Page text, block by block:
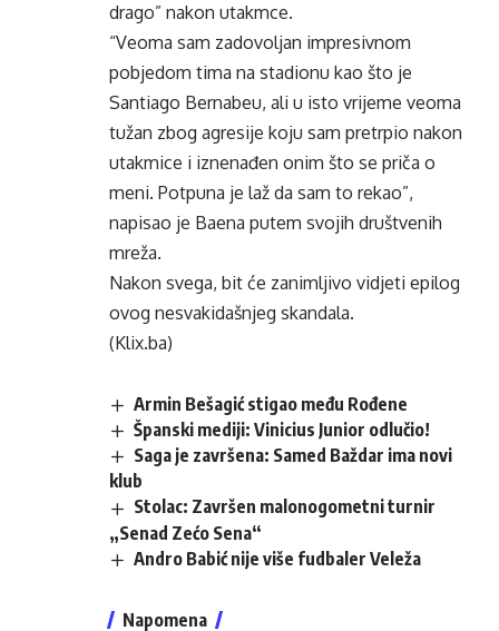
drago” nakon utakmce.
“Veoma sam zadovoljan impresivnom
pobjedom tima na stadionu kao što je
Santiago Bernabeu, ali u isto vrijeme veoma
tužan zbog agresije koju sam pretrpio nakon
utakmice i iznenađen onim što se priča o
meni. Potpuna je laž da sam to rekao”,
napisao je Baena putem svojih društvenih
mreža.
Nakon svega, bit će zanimljivo vidjeti epilog
ovog nesvakidašnjeg skandala.
(Klix.ba)
Armin Bešagić stigao među Rođene
Španski mediji: Vinicius Junior odlučio!
Saga je završena: Samed Baždar ima novi
klub
Stolac: Završen malonogometni turnir
„Senad Zećo Sena“
Andro Babić nije više fudbaler Veleža
Napomena